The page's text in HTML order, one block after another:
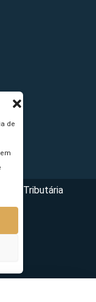
de
Tributária